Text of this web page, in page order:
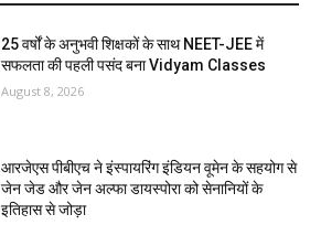
25 वर्षों के अनुभवी शिक्षकों के साथ NEET-JEE में
सफलता की पहली पसंद बना Vidyam Classes
August 8, 2026
आरजेएस पीबीएच ने इंस्पायरिंग इंडियन वूमेन के सहयोग से
जेन जेड और जेन अल्फा डायस्पोरा को सेनानियों के
इतिहास से जोड़ा